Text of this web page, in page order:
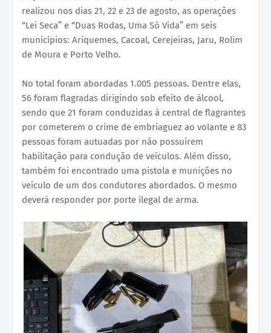
realizou nos dias 21, 22 e 23 de agosto, as operações
“Lei Seca” e “Duas Rodas, Uma Só Vida” em seis
municípios: Ariquemes, Cacoal, Cerejeiras, Jaru, Rolim
de Moura e Porto Velho.
No total foram abordadas 1.005 pessoas. Dentre elas,
56 foram flagradas dirigindo sob efeito de álcool,
sendo que 21 foram conduzidas à central de flagrantes
por cometerem o crime de embriaguez ao volante e 83
pessoas foram autuadas por não possuírem
habilitação para condução de veículos. Além disso,
também foi encontrado uma pistola e munições no
veículo de um dos condutores abordados. O mesmo
deverá responder por porte ilegal de arma.